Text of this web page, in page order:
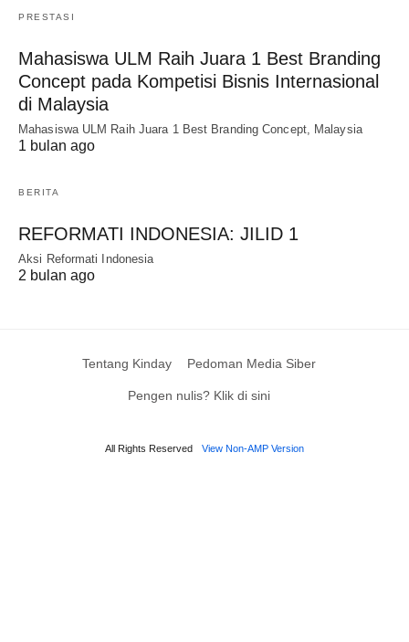
PRESTASI
Mahasiswa ULM Raih Juara 1 Best Branding
Concept pada Kompetisi Bisnis Internasional
di Malaysia
Mahasiswa ULM Raih Juara 1 Best Branding Concept, Malaysia
1 bulan ago
BERITA
REFORMATI INDONESIA: JILID 1
Aksi Reformati Indonesia
2 bulan ago
Tentang Kinday Pedoman Media Siber
Pengen nulis? Klik di sini
All Rights Reserved View Non-AMP Version